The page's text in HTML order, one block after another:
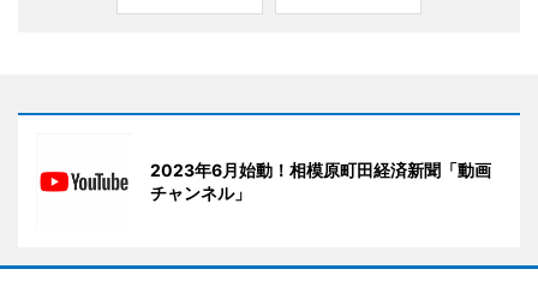
2023年6月始動！相模原町田経済新聞「動画
チャンネル」